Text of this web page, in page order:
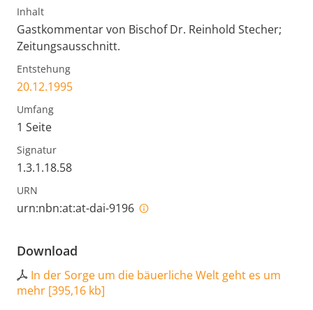
Inhalt
Gastkommentar von Bischof Dr. Reinhold Stecher;
Zeitungsausschnitt.
Entstehung
20.12.1995
Umfang
1 Seite
Signatur
1.3.1.18.58
URN
urn:nbn:at:at-dai-9196
Download
In der Sorge um die bäuerliche Welt geht es um
mehr [395,16 kb]